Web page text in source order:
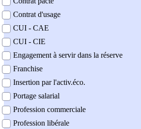
Contrat d'usage
CUI - CAE
CUI - CIE
Engagement à servir dans la réserve
Franchise
Insertion par l'activ.éco.
Portage salarial
Profession commerciale
Profession libérale